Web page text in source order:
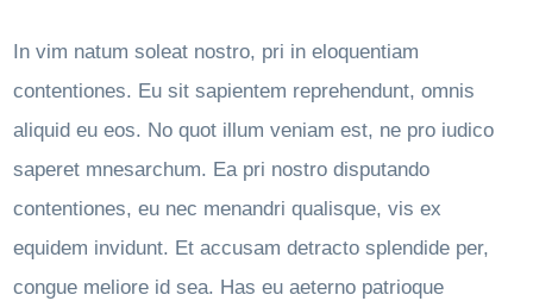
In vim natum soleat nostro, pri in eloquentiam
contentiones. Eu sit sapientem reprehendunt, omnis
aliquid eu eos. No quot illum veniam est, ne pro iudico
saperet mnesarchum. Ea pri nostro disputando
contentiones, eu nec menandri qualisque, vis ex
equidem invidunt. Et accusam detracto splendide per,
congue meliore id sea. Has eu aeterno patrioque